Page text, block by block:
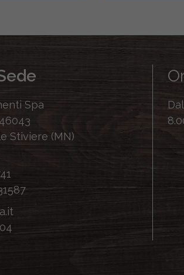
Spa
Stiviere (MN)